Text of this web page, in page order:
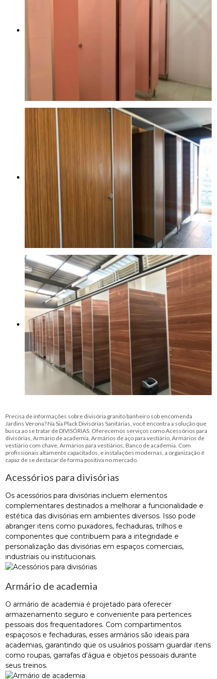
Precisa de informações sobre divisória granito banheiro sob encomenda
Jardins Verona? Na Sia Plack Divisórias Sanitárias, você encontra a solução que
busca ao se tratar de DIVISÓRIAS. Oferecemos serviços como Acessórios para
divisórias, Armário de academia, Armários de aço para vestiário, Armários de
vestiário com chave, Armários para vestiários, Banco de academia. Com
profissionais altamente capacitados, e instalações modernas, a organização é
capaz de se destacar de forma positiva no mercado.
Acessórios para divisórias
Os acessórios para divisórias incluem elementos
complementares destinados a melhorar a funcionalidade e
estética das divisórias em ambientes diversos. Isso pode
abranger itens como puxadores, fechaduras, trilhos e
componentes que contribuem para a integridade e
personalização das divisórias em espaços comerciais,
industriais ou institucionais.
Armário de academia
O armário de academia é projetado para oferecer
armazenamento seguro e conveniente para pertences
pessoais dos frequentadores. Com compartimentos
espaçosos e fechaduras, esses armários são ideais para
academias, garantindo que os usuários possam guardar itens
como roupas, garrafas d'água e objetos pessoais durante
seus treinos.